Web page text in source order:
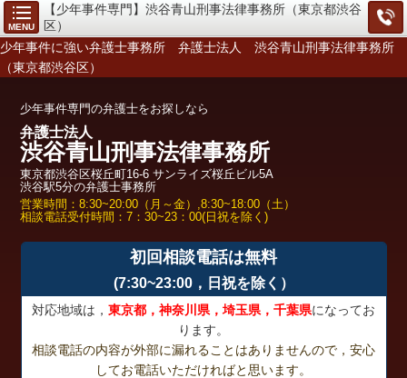
MENU
【少年事件専門】渋谷青山刑事法律事務所（東京都渋谷
区）
少年事件に強い弁護士事務所 弁護士法人 渋谷青山刑事法律事務所
（東京都渋谷区）
少年事件専門の弁護士をお探しなら
弁護士法人
渋谷青山刑事法律事務所
東京都渋谷区桜丘町16-6 サンライズ桜丘ビル5A
渋谷駅5分の弁護士事務所
営業時間：8:30~20:00（月～金）,8:30~18:00（土）
相談電話受付時間：7：30~23：00(日祝を除く)
初回相談電話は無料
(7:30~23:00，日祝を除く）
対応地域は， 東京都，神奈川県，埼玉県，千葉県になってお
ります。
相談電話の内容が外部に漏れることはありませんので，安心
してお電話いただければと思います。